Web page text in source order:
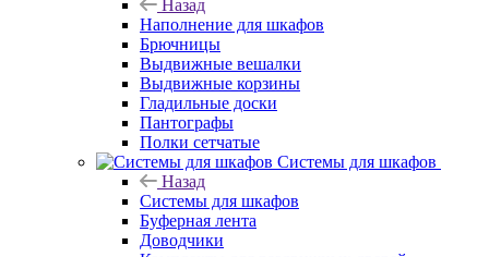
Назад
Наполнение для шкафов
Брючницы
Выдвижные вешалки
Выдвижные корзины
Гладильные доски
Пантографы
Полки сетчатые
Системы для шкафов
Назад
Системы для шкафов
Буферная лента
Доводчики